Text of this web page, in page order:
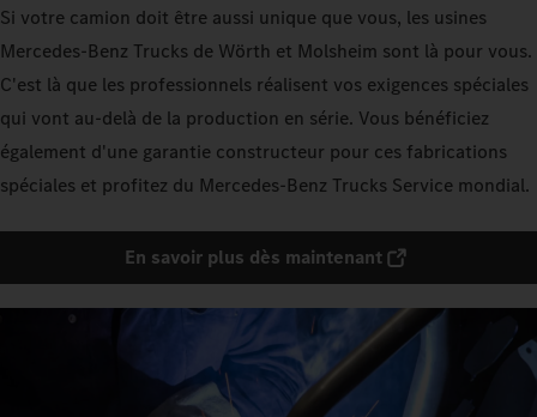
Si votre camion doit être aussi unique que vous, les usines
Mercedes‑Benz Trucks de Wörth et Molsheim sont là pour vous.
C'est là que les professionnels réalisent vos exigences spéciales
qui vont au-delà de la production en série. Vous bénéficiez
également d'une garantie constructeur pour ces fabrications
spéciales et profitez du Mercedes‑Benz Trucks Service mondial.
En savoir plus dès maintenant